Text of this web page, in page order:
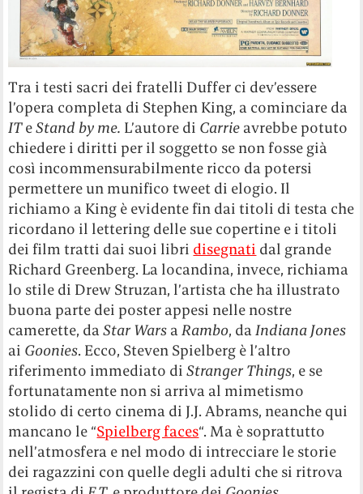
Tra i testi sacri dei fratelli Duffer ci dev’essere
l’opera completa di Stephen King, a cominciare da
ITeStand by me. L’autore di Carrie avrebbe potuto
chiedere i diritti per il soggetto se non fosse già
così incommensurabilmente ricco da potersi
permettere un munifico tweet di elogio. Il
richiamo a King è evidente fin dai titoli di testa che
ricordano il lettering delle sue copertine e i titoli
dei film tratti dai suoi libri disegnati dal grande
Richard Greenberg. La locandina, invece, richiama
lo stile di Drew Struzan, l’artista che ha illustrato
buona parte dei poster appesi nelle nostre
camerette, daStar Wars aRambo, daIndiana Jones
ai Goonies. Ecco, Steven Spielberg è l’altro
riferimento immediato diStranger Things, e se
fortunatamente non si arriva al mimetismo
stolido di certo cinema di J.J. Abrams, neanche qui
mancano le “Spielberg faces“. Ma è soprattutto
nell’atmosfera e nel modo di intrecciare le storie
dei ragazzini con quelle degli adulti che si ritrova